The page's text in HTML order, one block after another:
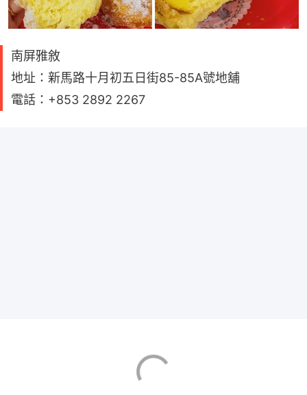
南屏雅敘
地址：新馬路十月初五日街85-85A號地舖
電話：+853 2892 2267